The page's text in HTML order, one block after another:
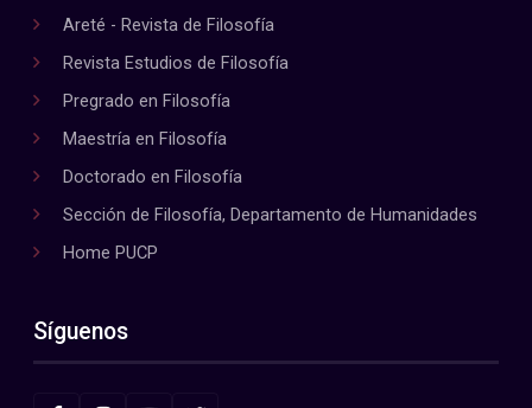
Areté - Revista de Filosofía
Revista Estudios de Filosofía
Pregrado en Filosofía
Maestría en Filosofía
Doctorado en Filosofía
Sección de Filosofía, Departamento de Humanidades
Home PUCP
Síguenos